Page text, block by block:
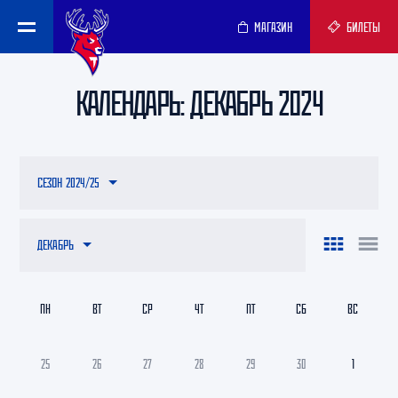
МАГАЗИН БИЛЕТЫ
КАЛЕНДАРЬ: ДЕКАБРЬ 2024
ДЕКАБРЬ
СЕЗОН 2024/25
25 26 27 28 29 30 1
ПН ВТ СР ЧТ ПТ СБ ВС